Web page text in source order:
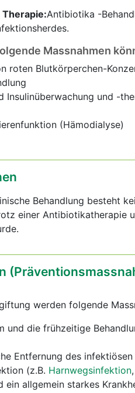
Therapie:Antibiotika -
Massnahmen
roten Blutkörperchen-
Insulinüberwachung und -
(Hämodialyse)
Behandlung besteht
einer Antibiotikatherapie
werden folgende
und die frühzeitige
Entfernung des infektiösen
(z.B. Harnwegsinfektion
ein allgemein starkes